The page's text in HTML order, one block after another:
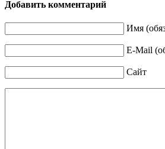
Добавить комментарий
Имя
E-Mail
Сайт